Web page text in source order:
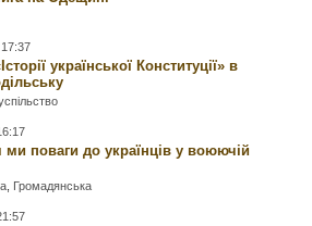
української Конституції» в
поваги до українців у воюючій
Громадянська